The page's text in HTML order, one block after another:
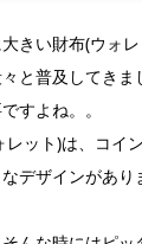
きい財布(ウォレ
と普及してき
すよね。。
ット)は、コイ
デザインがあ